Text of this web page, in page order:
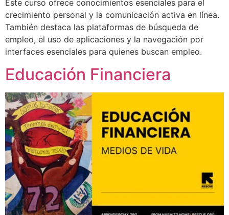
Este curso ofrece conocimientos esenciales para el
crecimiento personal y la comunicación activa en línea.
También destaca las plataformas de búsqueda de
empleo, el uso de aplicaciones y la navegación por
interfaces esenciales para quienes buscan empleo.
Educación Financiera